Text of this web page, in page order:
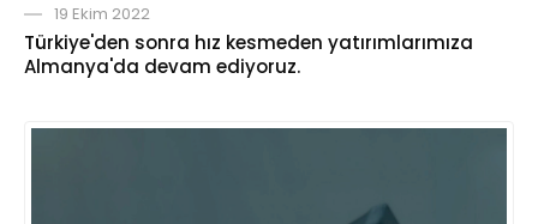
19 Ekim 2022
Türkiye'den sonra hız kesmeden yatırımlarımıza
Almanya'da devam ediyoruz.